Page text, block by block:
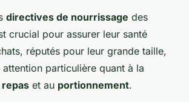
directives de nourrissage des
crucial pour assurer leur santé
réputés pour leur grande taille,
attention particulière quant à la
et au portionnement.